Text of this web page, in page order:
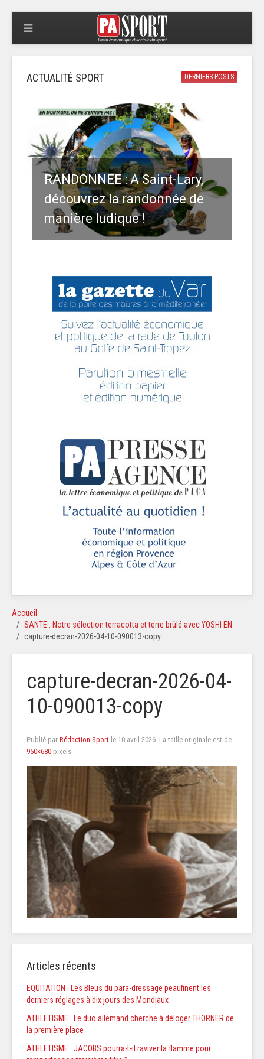
DERNIERS POSTS
ACTUALITÉ SPORT
RANDONNEE : A Saint-Lary,
découvrez la randonnée de
manière ludique !
Accueil
SANTE : Notre sélection terracotta et terre brûlé avec YOSHI EN
capture-decran-2026-04-10-090013-copy
capture-decran-2026-04-
10-090013-copy
Publié par Rédaction Sport le 10 avril 2026 . La taille originale est de
950×680 pixels
Articles récents
EQUITATION : Les Bleus du para-dressage peaufinent les
derniers réglages à dix jours des Mondiaux
ATHLETISME : Le duo allemand cherche à déloger THORNER de
la première place
ATHLETISME : JACOBS pourra-t-il raviver la flamme pour